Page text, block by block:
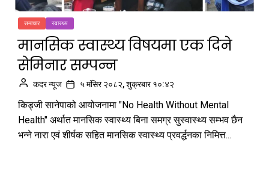
समाचार स्वास्थ्य
मानसिक स्वास्थ्य विषयमा एक दिने
सेमिनार सम्पन्न
कदर न्यूज ५ मंसिर २०८२, शुक्रबार १०:४२
किड्जी सानेपाको आयोजनामा "No Health Without Mental
Health" अर्थात मानसिक स्वास्थ्य बिना समग्र सुस्वास्थ्य सम्भव छैन
भन्ने नारा एवं शीर्षक सहित मानसिक स्वास्थ्य प्रवर्द्धनका निमित्त...